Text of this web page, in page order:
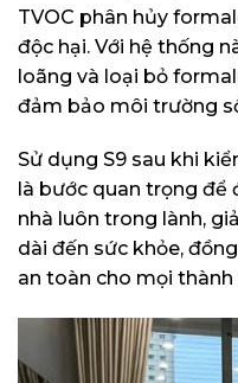
TVOC phân hủy
độc hại. Với hệ thống
loãng và loại bỏ
đảm bảo môi trường
Sử dụng S9 sau khi
là bước quan trọng
nhà luôn trong lành,
dài đến sức khỏe,
an toàn cho mọi